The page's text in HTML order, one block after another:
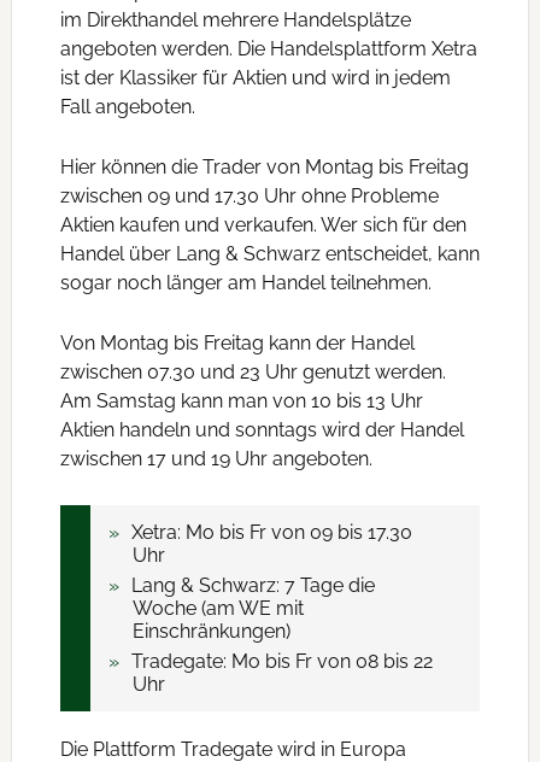
im Direkthandel mehrere Handelsplätze
angeboten werden. Die Handelsplattform Xetra
ist der Klassiker für Aktien und wird in jedem
Fall angeboten.
Hier können die Trader von Montag bis Freitag
zwischen 09 und 17.30 Uhr ohne Probleme
Aktien kaufen und verkaufen. Wer sich für den
Handel über Lang & Schwarz entscheidet, kann
sogar noch länger am Handel teilnehmen.
Von Montag bis Freitag kann der Handel
zwischen 07.30 und 23 Uhr genutzt werden.
Am Samstag kann man von 10 bis 13 Uhr
Aktien handeln und sonntags wird der Handel
zwischen 17 und 19 Uhr angeboten.
Xetra: Mo bis Fr von 09 bis 17.30
Uhr
Lang & Schwarz: 7 Tage die
Woche (am WE mit
Einschränkungen)
Tradegate: Mo bis Fr von 08 bis 22
Uhr
Die Plattform Tradegate wird in Europa